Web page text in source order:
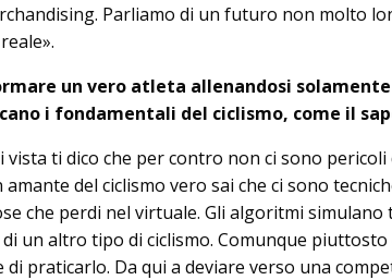
Parliamo di un futuro non molto
un vero atleta allenandosi
i fondamentali del ciclismo, come il
ti dico che per contro non ci sono pericoli
amante del ciclismo vero sai che ci sono
che perdi nel virtuale. Gli algoritmi
un altro tipo di ciclismo. Comunque
di praticarlo. Da qui a deviare verso una